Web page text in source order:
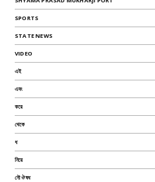
SPORTS
STATE NEWS
VIDEO
এই
এবং
করে
থেকে
ধ
নিয়ে
নৌ ঔষধ